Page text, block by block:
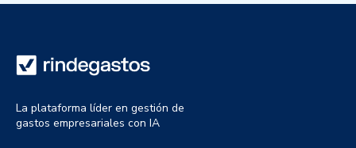
La plataforma líder en gestión de
gastos empresariales con IA